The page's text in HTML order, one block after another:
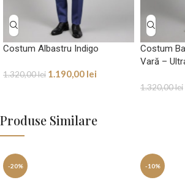
Costum Albastru Indigo
1.320,00lei 1.190,00 lei
Costum
Vară –
1.320,00lei
Produse Similare
-20% -10%